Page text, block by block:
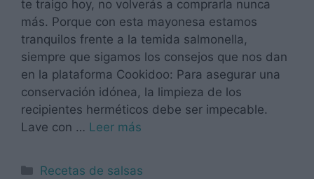
te traigo hoy, no volverás a comprarla nunca
más. Porque con esta mayonesa estamos
tranquilos frente a la temida salmonella,
siempre que sigamos los consejos que nos dan
en la plataforma Cookidoo: Para asegurar una
conservación idónea, la limpieza de los
recipientes herméticos debe ser impecable.
Lave con … Leer más
Categorías
Recetas de salsas